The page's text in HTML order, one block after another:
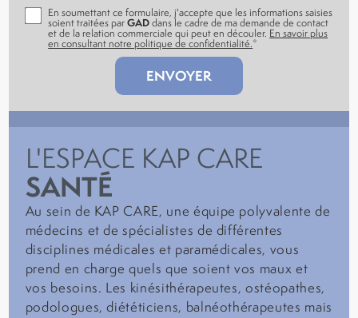
En soumettant ce formulaire, j'accepte que les informations saisies
soient traitées parGADdans le cadre de ma demande de contact
et de la relation commerciale qui peut en découler. En savoir plus
en consultant notre politique de confidentialité.*
L'ESPACE KAP CARE
SANTÉ
Au sein de KAP CARE, une équipe polyvalente de
médecins et de spécialistes de différentes
disciplines médicales et paramédicales, vous
prend en charge quels que soient vos maux et
vos besoins. Les kinésithérapeutes, ostéopathes,
podologues, diététiciens, balnéothérapeutes mais